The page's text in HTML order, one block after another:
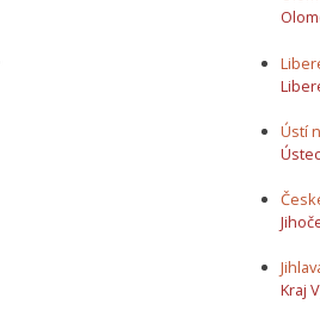
Ústí
Kraj